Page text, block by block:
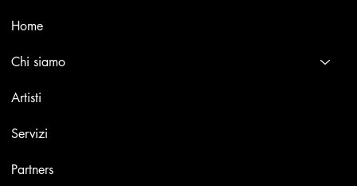
Home
Chi siamo
Artisti
Servizi
Partners